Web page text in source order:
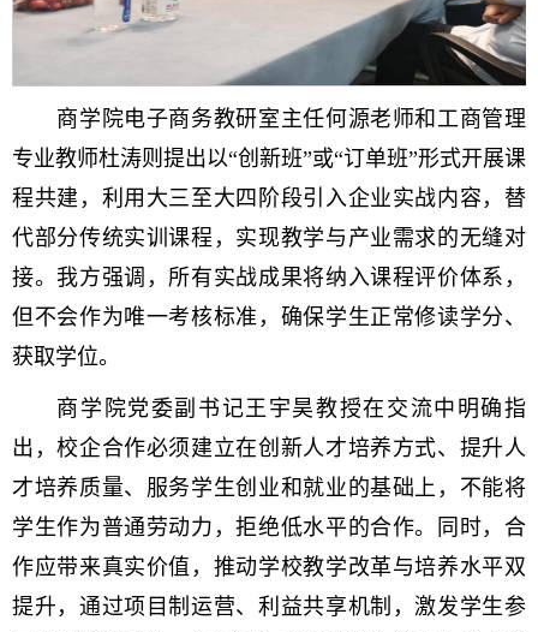
商学院电子商务教研室主任何源老师和工商管理
专业教师杜涛则提出以“创新班”或“订单班”形式开展课
程共建，利用大三至大四阶段引入企业实战内容，替
代部分传统实训课程，实现教学与产业需求的无缝对
接。我方强调，所有实战成果将纳入课程评价体系，
但不会作为唯一考核标准，确保学生正常修读学分、
获取学位。
商学院党委副书记王宇昊教授在交流中明确指
出，校企合作必须建立在创新人才培养方式、提升人
才培养质量、服务学生创业和就业的基础上，不能将
学生作为普通劳动力，拒绝低水平的合作。同时，合
作应带来真实价值，推动学校教学改革与培养水平双
提升，通过项目制运营、利益共享机制，激发学生参